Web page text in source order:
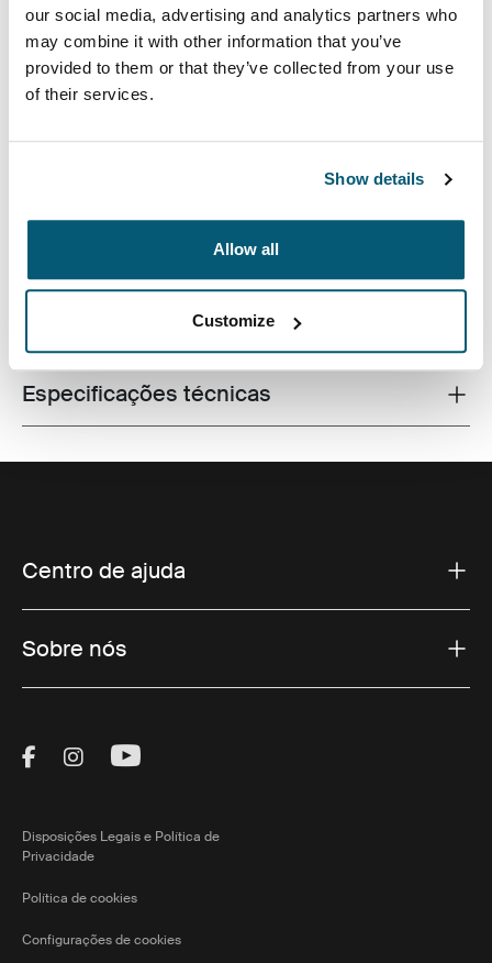
our social media, advertising and analytics partners who
may combine it with other information that you’ve
provided to them or that they’ve collected from your use
of their services.
Show details
Allow all
Customize
Uma bolsa para laptop profissional com atualizações
Toggle features
Todos os recursos
Toggle techspec
Especificações técnicas
Centro de ajuda
Sobre nós
Visit Thule on Facebook (external link)
Visit Thule on Instagram (external link)
Visit Thule on Youtube (external
Disposições Legais e Política de
Privacidade
Política de cookies
Configurações de cookies